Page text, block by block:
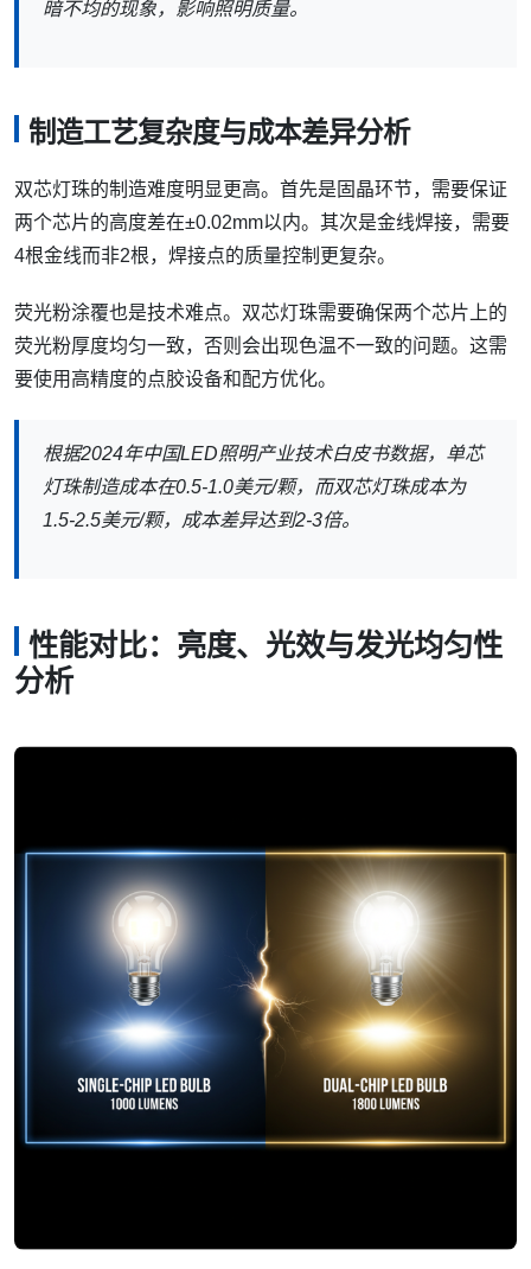
暗不均的现象，影响照明质量。
制造工艺复杂度与成本差异分析
双芯灯珠的制造难度明显更高。首先是固晶环节，需要保证
两个芯片的高度差在±0.02mm以内。其次是金线焊接，需要
4根金线而非2根，焊接点的质量控制更复杂。
荧光粉涂覆也是技术难点。双芯灯珠需要确保两个芯片上的
荧光粉厚度均匀一致，否则会出现色温不一致的问题。这需
要使用高精度的点胶设备和配方优化。
根据2024年中国LED照明产业技术白皮书数据，单芯
灯珠制造成本在0.5-1.0美元/颗，而双芯灯珠成本为
1.5-2.5美元/颗，成本差异达到2-3倍。
性能对比：亮度、光效与发光均匀性
分析